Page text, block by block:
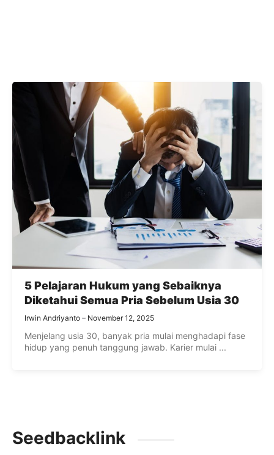
5 Pelajaran Hukum yang Sebaiknya
Diketahui Semua Pria Sebelum Usia 30
Irwin Andriyanto November 12, 2025
Menjelang usia 30, banyak pria mulai menghadapi fase
hidup yang penuh tanggung jawab. Karier mulai ...
Seedbacklink